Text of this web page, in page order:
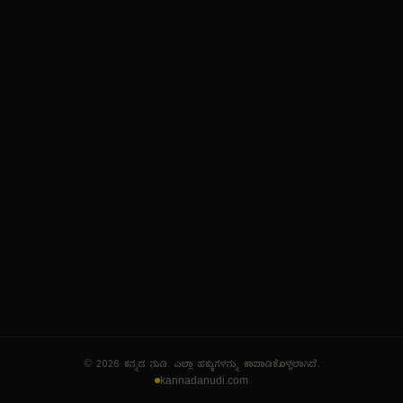
© 2026 ಕನ್ನಡ ನುಡಿ. ಎಲ್ಲಾ ಹಕ್ಕುಗಳನ್ನು ಕಾಪಾಡಿಕೊಳ್ಳಲಾಗಿದೆ.
kannadanudi.com